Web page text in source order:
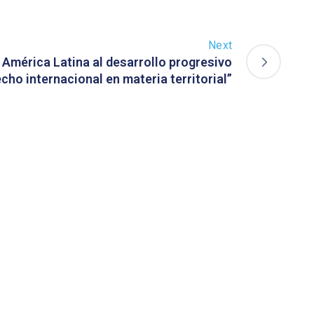
Next
Latina al desarrollo progresivo
internacional en materia territorial”